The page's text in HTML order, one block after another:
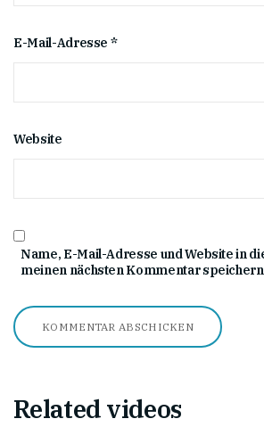
E-Mail-Adresse *
Website
Name, E-Mail-Adresse und Website in
meinen nächsten Kommentar
Related videos